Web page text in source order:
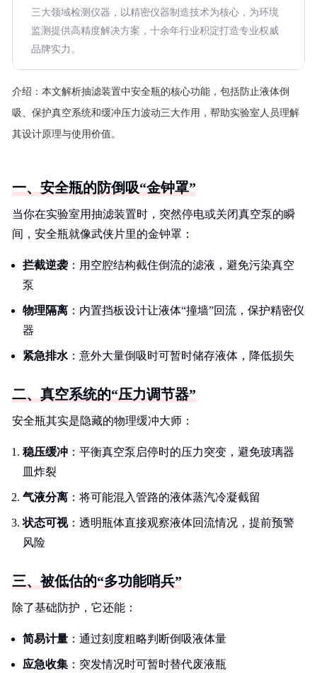
三大领域检测仪器，以精密仪器制造技术为核心，为环境
监测提供高精度解决方案，十余年行业积淀打造专业权威
品牌实力。
介绍： 本文解析抽滤装置中安全瓶的核心功能，包括防止液体倒
吸、保护真空系统和缓冲压力波动三大作用，帮助实验室人员理解
其设计原理与使用价值。
一、安全瓶的防倒吸“金钟罩”
当你在实验室用抽滤装置时，突然停电或关闭真空泵的瞬
间，安全瓶就像武侠片里的金钟罩：
拦截逆袭：用空腔结构截住倒流的滤液，避免污染真空
泵
物理隔离 ：内置挡板设计让液体“撞墙”回流，保护精密仪
器
紧急排水 ：意外大量倒吸时可暂时储存液体，降低损失
二、真空系统的“压力调节器”
安全瓶其实是隐藏的物理缓冲大师：
稳压缓冲 ：平衡真空泵启停时的压力突变，避免玻璃器
皿炸裂
气液分离 ：将可能混入管路的液体蒸汽冷凝截留
状态可视：透明瓶体直接观察液体回流情况，提前预警
风险
三、被低估的“多功能哨兵”
除了基础防护，它还能：
简易计量 ：通过刻度粗略判断倒吸液体量
应急收集 ：突发情况时可暂时替代废液瓶